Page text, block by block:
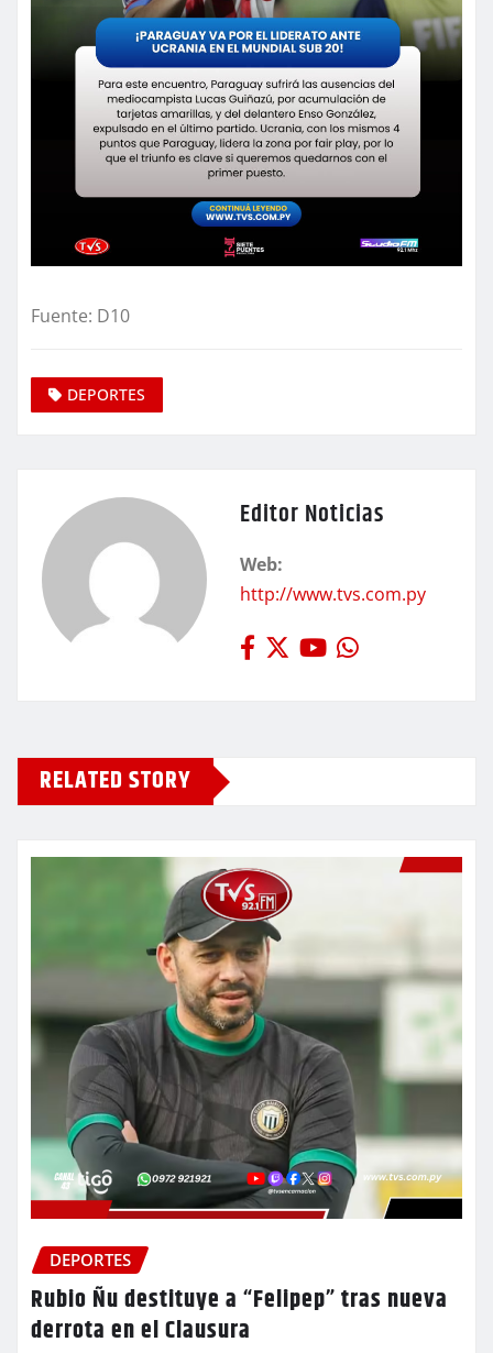
Fuente: D10
DEPORTES
Editor Noticias
Web:
http://www.tvs.com.py
RELATED STORY
DEPORTES
Rubio Ñu destituye a “Felipep” tras nueva
derrota en el Clausura